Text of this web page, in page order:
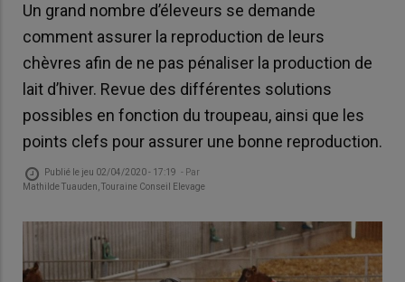
Un grand nombre d’éleveurs se demande
comment assurer la reproduction de leurs
chèvres afin de ne pas pénaliser la production de
lait d’hiver. Revue des différentes solutions
possibles en fonction du troupeau, ainsi que les
points clefs pour assurer une bonne reproduction.
Publié le jeu 02/04/2020 - 17:19 - Par
Mathilde Tuauden, Touraine Conseil Elevage